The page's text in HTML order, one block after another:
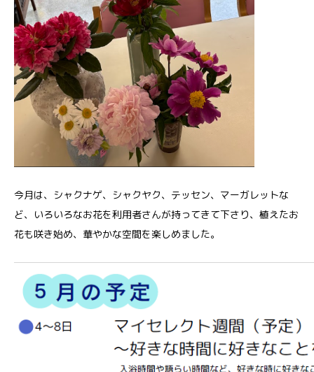
今月は、シャクナゲ、シャクヤク、テッセン、マーガレットな
ど、いろいろなお花を利用者さんが持ってきて下さり、植えたお
花も咲き始め、華やかな空間を楽しめました。